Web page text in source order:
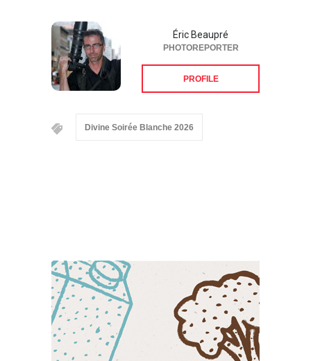
Éric Beaupré
PHOTOREPORTER
Divine Soirée Blanche 2026